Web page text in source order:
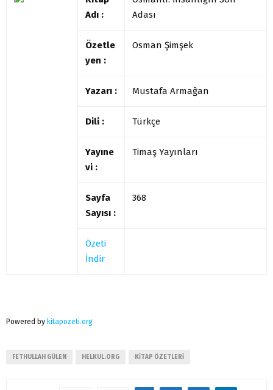
Adı :
Adası
Özetle
yen :
Osman Şimşek
Yazarı : Mustafa Armağan
Dili : Türkçe
Yayıne
vi :
Timaş Yayınları
Sayfa
Sayısı :
368
Özeti
İndir
Powered by kitapozeti.org
FETHULLAH GÜLEN HELKUL.ORG KITAP ÖZETLERI